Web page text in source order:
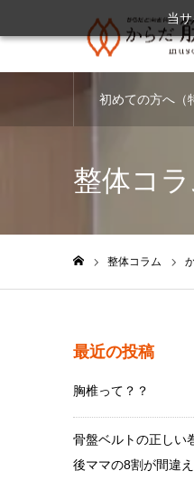
当
初めての方へ（
整体コ
整体コラム
最近の投稿
胸椎って？？
骨盤ベルトの正しい
後ママの8割が間違